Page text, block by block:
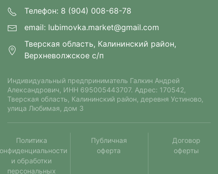
Телефон: 8 (904) 008-68-78
email: lubimovka.market@gmail.com
Тверская область, Калининский район,
Верхневолжское с/п
Индивидуальный предприниматель Галкин Андрей
Александрович⁠, ИНН 695005443707. Адрес: 170542,
Тверская область, Калининский район, деревня Устиново,
улица Любимая, дом 3
Политика
и обработки
персональных
Публичная
оферта
Договор
оферты